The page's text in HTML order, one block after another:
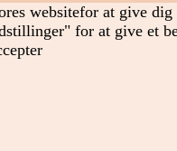
websitefor at give
for at give et